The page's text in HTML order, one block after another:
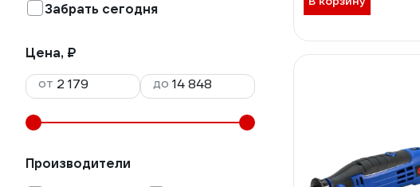
Забрать сегодня
Цена, ₽
от
до
Производители